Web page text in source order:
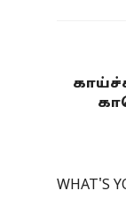
WHAT'S